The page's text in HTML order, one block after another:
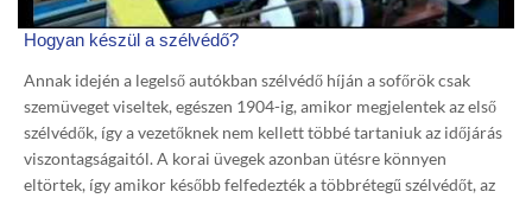
Hogyan készül a szélvédő?
Annak idején a legelső autókban szélvédő híján a sofőrök csak
szemüveget viseltek, egészen 1904-ig, amikor megjelentek az első
szélvédők, így a vezetőknek nem kellett többé tartaniuk az időjárás
viszontagságaitól. A korai üvegek azonban ütésre könnyen
eltörtek, így amikor később felfedezték a többrétegű szélvédőt, az